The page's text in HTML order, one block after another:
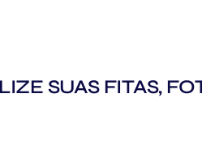
SUAS FITAS,